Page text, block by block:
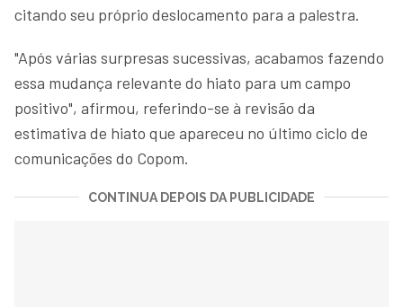
citando seu próprio deslocamento para a palestra.
"Após várias surpresas sucessivas, acabamos fazendo
essa mudança relevante do hiato para um campo
positivo", afirmou, referindo-se à revisão da
estimativa de hiato que apareceu no último ciclo de
comunicações do Copom.
CONTINUA DEPOIS DA PUBLICIDADE